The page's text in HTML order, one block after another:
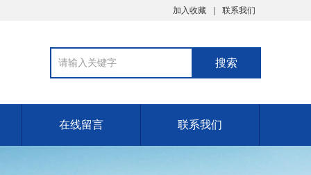
加入收藏 联系我们
在线留言 联系我们